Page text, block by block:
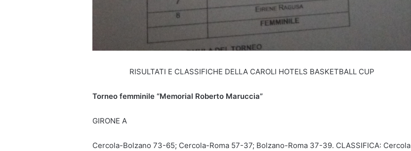
RISULTATI E CLASSIFICHE DELLA CAROLI HOTELS BASKETBALL CUP
Torneo femminile “Memorial Roberto Maruccia”
GIRONE A
Cercola-Bolzano 73-65; Cercola-Roma 57-37; Bolzano-Roma 37-39. CLASSIFICA: Cercola